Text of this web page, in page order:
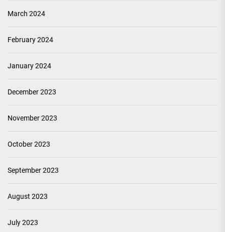
March 2024
February 2024
January 2024
December 2023
November 2023
October 2023
September 2023
August 2023
July 2023